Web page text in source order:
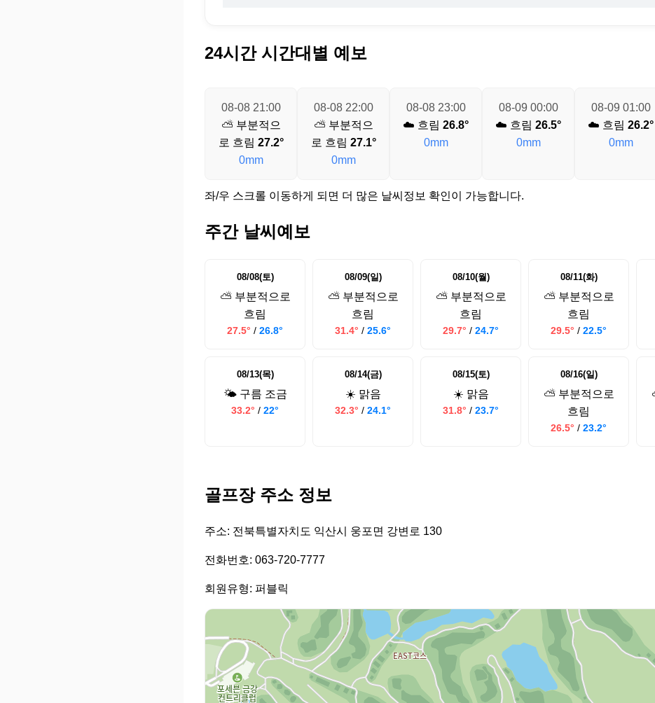
24시간 시간대별 예보
08-08 21:00
⛅ 부분적으
로 흐림 27.2°
0mm
08-08 22:00
⛅ 부분적으
로 흐림 27.1°
0mm
08-08 23:00
☁️ 흐림 26.8°
0mm
08-09 00:00
☁️ 흐림 26.5°
0mm
08-09 01:00
☁️ 흐림 26.2°
0mm
좌/우 스크롤 이동하게 되면 더 많은 날씨정보 확인이 가능합니다.
주간 날씨예보
08/08(토)
⛅ 부분적으로
흐림
27.5° / 26.8°
08/09(일)
⛅ 부분적으로
흐림
31.4° / 25.6°
08/10(월)
⛅ 부분적으로
흐림
29.7° / 24.7°
08/11(화)
⛅ 부분적으로
흐림
29.5° / 22.5°
08/13(목)
🌤️ 구름 조금
33.2° / 22°
08/14(금)
☀️ 맑음
32.3° / 24.1°
08/15(토)
☀️ 맑음
31.8° / 23.7°
08/16(일)
⛅ 부분적으로
흐림
26.5° / 23.2°
골프장 주소 정보
주소: 전북특별자치도 익산시 웅포면 강변로 130
전화번호: 063-720-7777
회원유형: 퍼블릭